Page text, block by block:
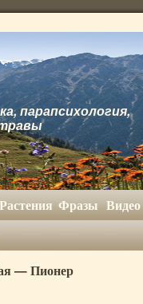
парапсихология,
Растения Фразы Видео
— Пионер